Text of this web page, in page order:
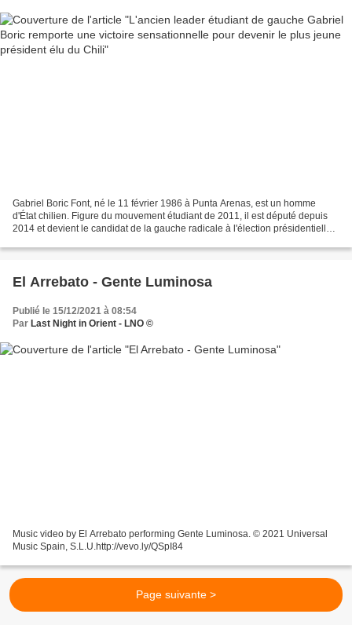
Gabriel Boric Font, né le 11 février 1986 à Punta Arenas, est un homme
d'État chilien. Figure du mouvement étudiant de 2011, il est député depuis
2014 et devient le candidat de la gauche radicale à l'élection présidentielle
El Arrebato - Gente Luminosa
Publié le 15/12/2021 à 08:54
Par Last Night in Orient - LNO ©
Music video by El Arrebato performing Gente Luminosa. © 2021 Universal
Music Spain, S.L.U.http://vevo.ly/QSpI84
Page suivante >